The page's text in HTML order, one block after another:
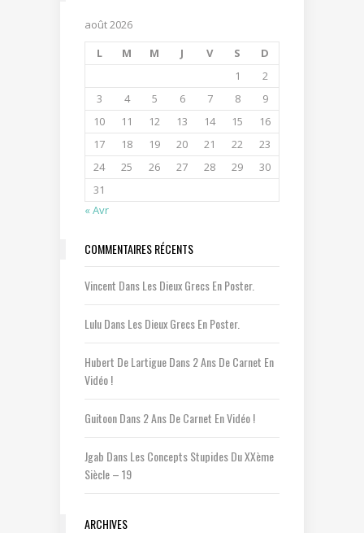
août 2026
L
M M J V S
D
1
2
3
4 5 6 7 8
9
10
11 12 13 14 15
16
17
18 19 20 21 22
23
24
25 26 27 28 29
30
31
« Avr
COMMENTAIRES RÉCENTS
Vincent DansLes Dieux Grecs En Poster.
LuluDansLes Dieux Grecs En Poster.
Hubert De LartigueDans2 Ans De Carnet En
Vidéo !
GuitoonDans2 Ans De Carnet En Vidéo !
Jgab DansLes Concepts Stupides Du XXème
Siècle – 19
ARCHIVES